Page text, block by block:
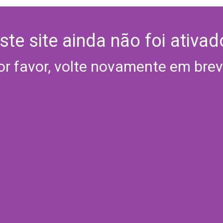
site ainda não foi
favor, volte novamente em